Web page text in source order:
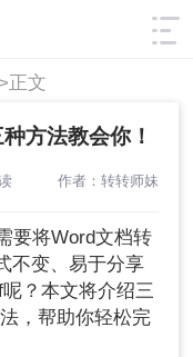
筛选
正文
方法教会你！
作者：转转师妹
要将Word文档转
不变、易于分享
？本文将介绍三
，帮助你轻松完